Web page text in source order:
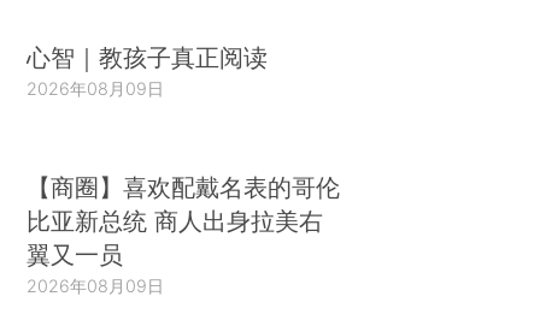
心智｜教孩子真正阅读
2026年08月09日
【商圈】喜欢配戴名表的哥伦
比亚新总统 商人出身拉美右
翼又一员
2026年08月09日